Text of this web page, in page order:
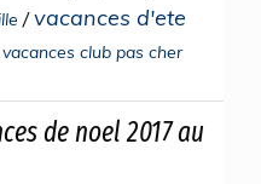
/vacances d'ete
vacances club pas cher
de noel 2017 au